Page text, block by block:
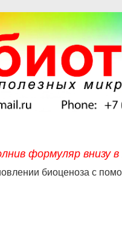
формуляр внизу
биоценоза с